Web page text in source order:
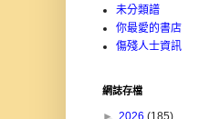
未分類譜
你最愛的書店
傷殘人士資訊
網誌存檔